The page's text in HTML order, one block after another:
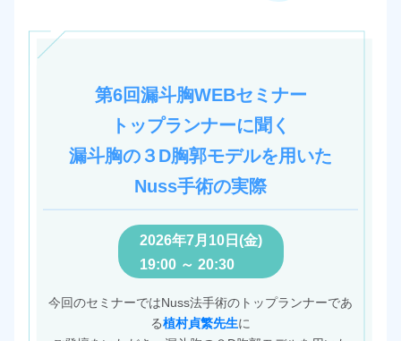
第6回漏斗胸WEBセミナー
トップランナーに聞く
漏斗胸の３D胸郭モデルを用いた
Nuss手術の実際
2026年7月10日(金)
19:00 ～ 20:30
今回のセミナーではNuss法手術のトップランナーであ
る植村貞繁先生に